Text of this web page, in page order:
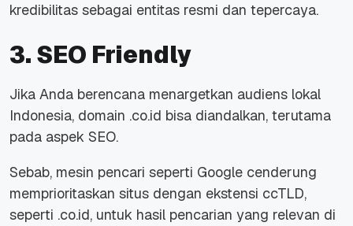
kredibilitas sebagai entitas resmi dan tepercaya.
3. SEO Friendly
Jika Anda berencana menargetkan audiens lokal
Indonesia, domain .co.id bisa diandalkan, terutama
pada aspek SEO.
Sebab, mesin pencari seperti Google cenderung
memprioritaskan situs dengan ekstensi ccTLD,
seperti .co.id, untuk hasil pencarian yang relevan di